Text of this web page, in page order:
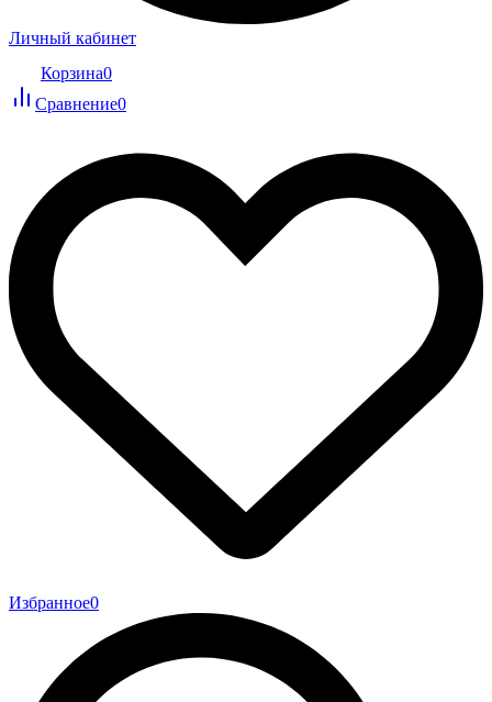
Личный кабинет
Корзина0
Сравнение0
Избранное0